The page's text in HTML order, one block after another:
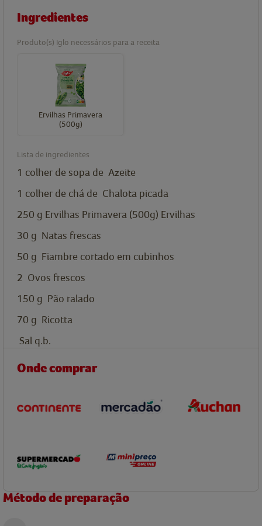
Ingredientes
Produto(s) Iglo necessários para a receita
Ervilhas Primavera
(500g)
Lista de ingredientes
1 colher de sopa de Azeite
1 colher de chá de Chalota picada
250 g Ervilhas Primavera (500g) Ervilhas
30 g Natas frescas
50 g Fiambre cortado em cubinhos
2 Ovos frescos
150 g Pão ralado
70 g Ricotta
Sal q.b.
Onde comprar
Método de preparação